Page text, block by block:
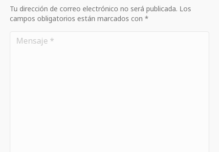
Tu dirección de correo electrónico no será publicada. Los
campos obligatorios están marcados con *